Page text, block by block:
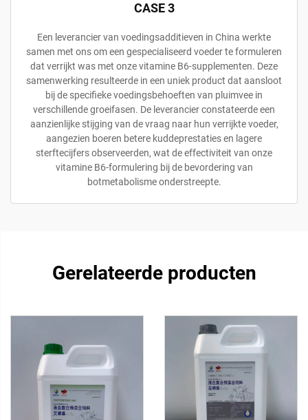
CASE 3
Een leverancier van voedingsadditieven in China werkte
samen met ons om een gespecialiseerd voeder te formuleren
dat verrijkt was met onze vitamine B6-supplementen. Deze
samenwerking resulteerde in een uniek product dat aansloot
bij de specifieke voedingsbehoeften van pluimvee in
verschillende groeifasen. De leverancier constateerde een
aanzienlijke stijging van de vraag naar hun verrijkte voeder,
aangezien boeren betere kuddeprestaties en lagere
sterftecijfers observeerden, wat de effectiviteit van onze
vitamine B6-formulering bij de bevordering van
botmetabolisme onderstreepte.
Gerelateerde producten